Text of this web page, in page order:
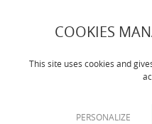
COOKIES
This site uses cookies and
PERSONALIZE